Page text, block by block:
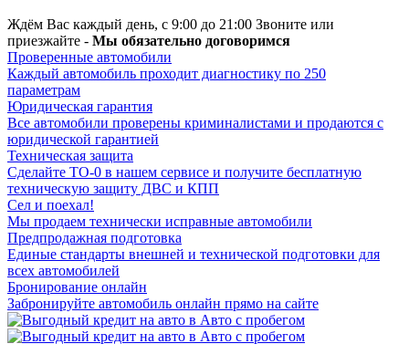
Ждём Вас каждый день, с 9:00 до 21:00 Звоните или
приезжайте - Мы обязательно договоримся
Проверенные автомобили
Каждый автомобиль проходит диагностику по 250
параметрам
Юридическая гарантия
Все автомобили проверены криминалистами и продаются с
юридической гарантией
Техническая защита
Сделайте ТО-0 в нашем сервисе и получите бесплатную
техническую защиту ДВС и КПП
Сел и поехал!
Мы продаем технически исправные автомобили
Предпродажная подготовка
Единые стандарты внешней и технической подготовки для
всех автомобилей
Бронирование онлайн
Забронируйте автомобиль онлайн прямо на сайте